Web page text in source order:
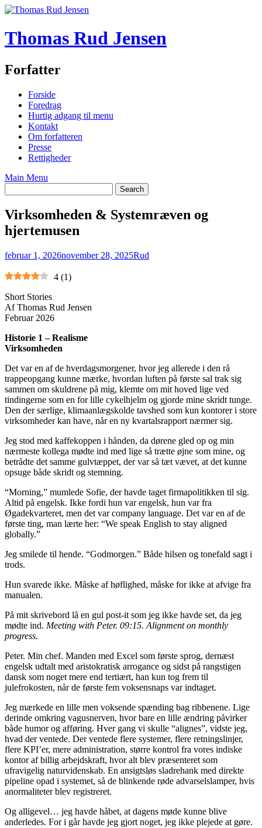
Skip
content
Thomas Rud Jensen
Forfatter
Forside
Foredrag
Hurtig adgang til menu
Kontakt
Om forfatteren
Presse
Rettigheder
Main Menu
Virksomheden & Systemræven og
hjertemusen
februar 1, 2026november 28, 2025Rud
4 (1)
Short Stories
Af Thomas Rud Jensen
Februar 2026
Historie 1 – Realisme
Virksomheden
Det var en af de hverdagsmorgener, hvor jeg allerede i den rå
trappeopgang kunne mærke, hvordan luften på første sal trak sig
sammen om skuldrene på mig, klemte om mit hoved lige ved
tindingerne som en for lille cykelhjelm og gjorde mine skridt tunge.
Den der særlige, klimaanlægskolde tavshed som kun kontorer i store
virksomheder kan have, når en ny kvartalsrapport nærmer sig.
Jeg stod med kaffekoppen i hånden, da dørene gled op og min
nærmeste kollega mødte ind med lige så trætte øjne som mine, og
betrådte det samme gulvtæppet, der var så tæt vævet, at det kunne
opsuge både skridt og stemning.
“Morning,” mumlede Sofie, der havde taget firmapolitikken til sig.
Altid på engelsk. Ikke fordi hun var engelsk, hun var fra
Øgadekvarteret, men det var company language. Det var en af de
første ting, man lærte her: “We speak English to stay aligned
globally.”
Jeg smilede til hende. “Godmorgen.” Både hilsen og tonefald sagt i
trods.
Hun svarede ikke. Måske af høflighed, måske for ikke at afvige fra
manualen.
På mit skrivebord lå en gul post-it som jeg ikke havde set, da jeg
mødte ind. Meeting with Peter. 09:15. Alignment on monthly
progress.
Peter. Min chef. Manden med Excel som første sprog, dernæst
engelsk udtalt med aristokratisk arrogance og sidst på rangstigen
dansk som noget mere end tertiært, han kun tog frem til
julefrokosten, når de første fem voksensnaps var indtaget.
Jeg mærkede en lille men voksende spænding bag ribbenene. Lige
derinde omkring vagusnerven, hvor bare en lille ændring påvirker
både humor og afføring. Hver gang vi skulle “alignes”, vidste jeg,
hvad der ventede. Der ventede flere systemer, flere retningslinjer,
flere KPI’er, mere administration, større kontrol fra vores indiske
kontor af billig arbejdskraft, hvor alt blev præsenteret som
ufravigelig naturvidenskab. En ansigtsløs sladrehank med direkte
pipeline opad i systemet, så de blinkende røde advarselslamper, hvis
anormaliteter blev registreret.
Og alligevel… jeg havde håbet, at dagens møde kunne blive
anderledes. For i går havde jeg gjort noget, jeg ikke plejede at gøre.